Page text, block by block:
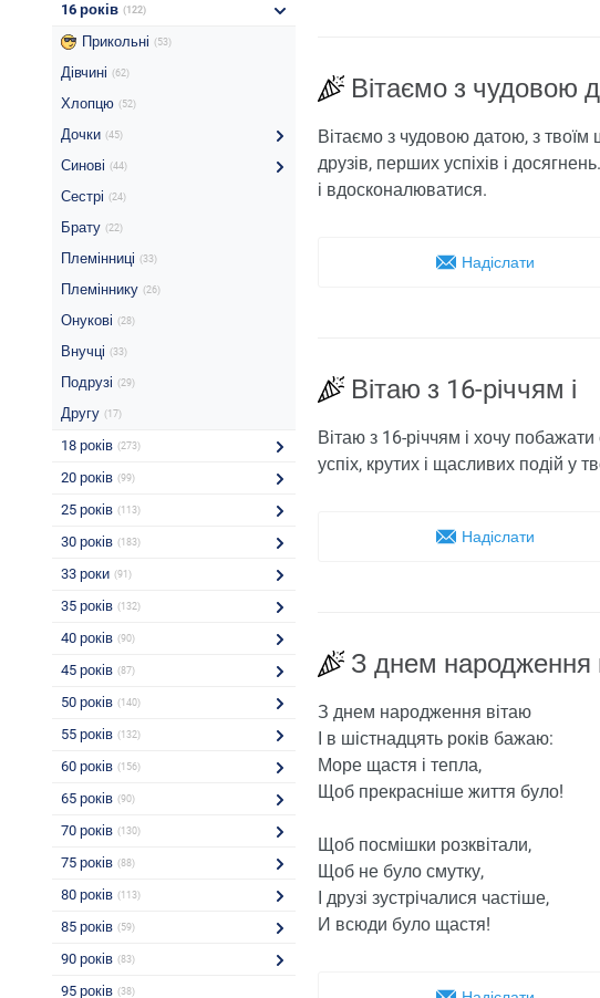
16 років (122)
Прикольні (53)
Дівчині (62)
Хлопцю (52)
Дочки (45)
Синові (44)
Сестрі (24)
Брату (22)
Племінниці (33)
Племіннику (26)
Онукові (28)
Внучці (33)
Подрузі (29)
Другу (17)
18 років (273)
20 років (99)
25 років (113)
30 років (183)
33 роки (91)
35 років (132)
40 років (90)
45 років (87)
50 років (140)
55 років (132)
60 років (156)
65 років (90)
70 років (130)
75 років (88)
80 років (113)
85 років (59)
90 років (83)
95 років (38)
Вітаємо з чудовою
Вітаємо з чудовою датою, з твоїм
друзів, перших успіхів і
і вдосконалюватися.
Надіслати
Вітаю з 16-річчям і
Вітаю з 16-річчям і хочу побажати
успіх, крутих і щасливих подій у
Надіслати
З днем ​​народження
З днем ​​народження вітаю
І в шістнадцять років бажаю:
Море щастя і тепла,
Щоб прекрасніше життя було!
Щоб посмішки розквітали,
Щоб не було смутку,
І друзі зустрічалися частіше,
И всюди було щастя!